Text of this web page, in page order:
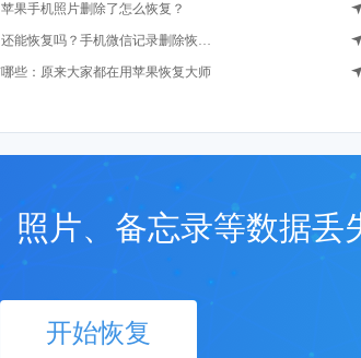
果手机照片删除了怎么恢复？
恢复吗？手机微信记录删除恢复方法
些：原来大家都在用苹果恢复大师
片、备忘录等数据丢
开始恢复